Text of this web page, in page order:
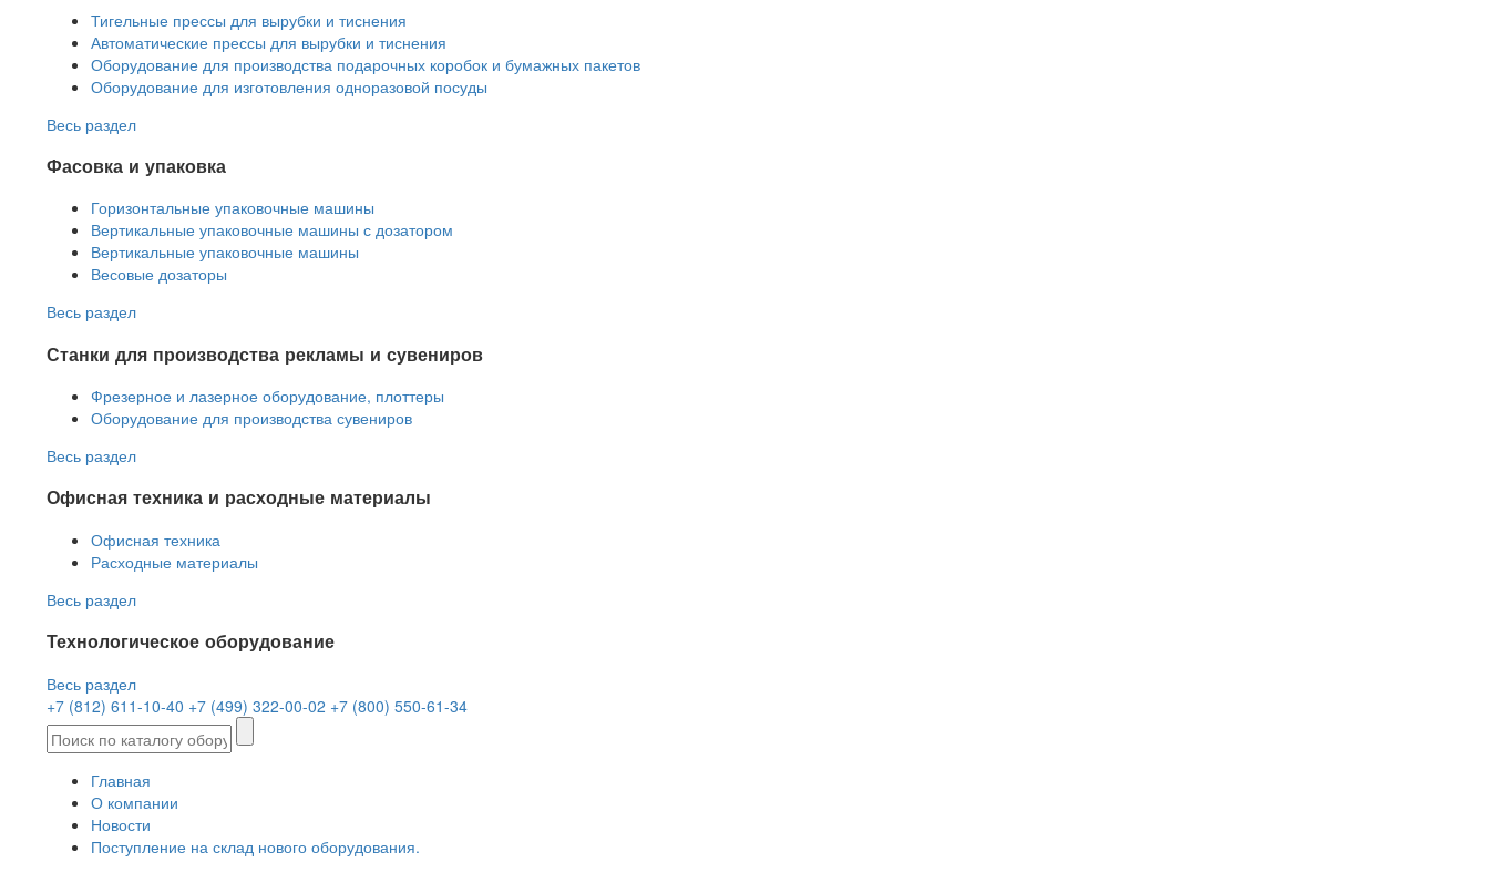
Тигельные прессы для вырубки и тиснения
Автоматические прессы для вырубки и тиснения
Оборудование для производства подарочных коробок и бумажных пакетов
Оборудование для изготовления одноразовой посуды
Весь раздел
Фасовка и упаковка
Горизонтальные упаковочные машины
Вертикальные упаковочные машины с дозатором
Вертикальные упаковочные машины
Весовые дозаторы
Весь раздел
Станки для производства рекламы и сувениров
Фрезерное и лазерное оборудование, плоттеры
Оборудование для производства сувениров
Весь раздел
Офисная техника и расходные материалы
Офисная техника
Расходные материалы
Весь раздел
Технологическое оборудование
Весь раздел
+7 (812) 611-10-40 +7 (499) 322-00-02 +7 (800) 550-61-34
Главная
О компании
Новости
Поступление на склад нового оборудования.